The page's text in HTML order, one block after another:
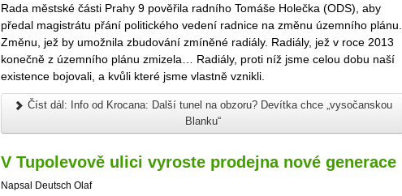
Rada městské části Prahy 9 pověřila radního Tomáše Holečka (ODS), aby
předal magistrátu přání politického vedení radnice na změnu územního plánu.
Změnu, jež by umožnila zbudování zmíněné radiály. Radiály, jež v roce 2013
konečně z územního plánu zmizela… Radiály, proti níž jsme celou dobu naší
existence bojovali, a kvůli které jsme vlastně vznikli.
Číst dál: Info od Krocana: Další tunel na obzoru? Devítka chce „vysočanskou
Blanku“
V Tupolevově ulici vyroste prodejna nové generace
Napsal Deutsch Olaf